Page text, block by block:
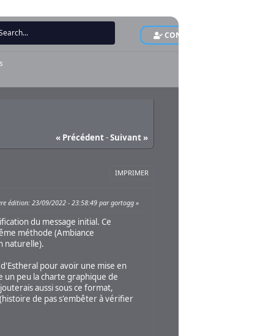
CONNEXION
« Précédent-Suivant »
IMPRIMER
édition: 23/09/2022 - 23:58:49 par gortogg
du message initial. Ce
méthode (Ambiance
naturelle).
pour avoir une mise en
un peu la charte graphique de
aussi sous ce format,
de pas s'embêter à vérifier